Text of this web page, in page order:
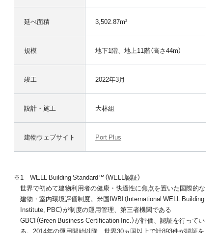
延べ面積 3,502.87m²
規模 地下1階、地上11階（高さ44m）
竣工 2022年3月
設計・施工 大林組
建物ウェブサイト Port Plus
※1 WELL Building Standard™（WELL認証）
世界で初めて建物利用者の健康・快適性に焦点を置いた国際的な
建物・室内環境評価制度。米国IWBI（International WELL Building
Institute, PBC）が制度の運用管理、第三者機関である
GBCI（Green Business Certification Inc.）が評価、認証を行ってい
る。2014年の運用開始以降、世界30ヵ国以上で計893件が認証を